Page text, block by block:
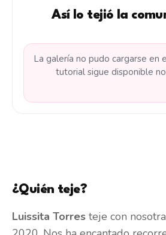
Así lo tejió la
La galería no pudo cargarse en
tutorial sigue disponible
¿Quién teje?
Luissita Torres teje con